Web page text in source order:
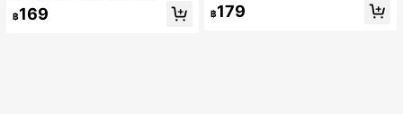
฿169 ฿179